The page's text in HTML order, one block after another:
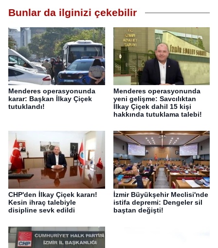
Bunlar da ilginizi çekebilir
Menderes operasyonunda
karar: Başkan İlkay Çiçek
tutuklandı!
Menderes operasyonunda
yeni gelişme: Savcılıktan
İlkay Çiçek dahil 15 kişi
hakkında tutuklama talebi!
CHP'den İlkay Çiçek kararı!
Kesin ihraç talebiyle
disipline sevk edildi
İzmir Büyükşehir Meclisi'nde
istifa depremi: Dengeler sil
baştan değişti!